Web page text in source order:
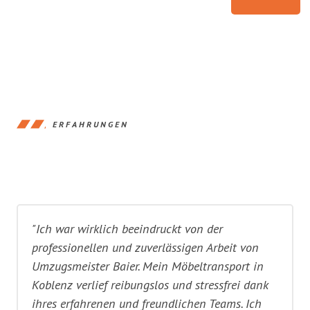
ERFAHRUNGEN
"Ich war wirklich beeindruckt von der
professionellen und zuverlässigen Arbeit von
Umzugsmeister Baier. Mein Möbeltransport in
Koblenz verlief reibungslos und stressfrei dank
ihres erfahrenen und freundlichen Teams. Ich